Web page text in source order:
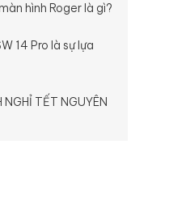
hình Roger là gì?
14 Pro là sự lựa
TẾT NGUYÊN